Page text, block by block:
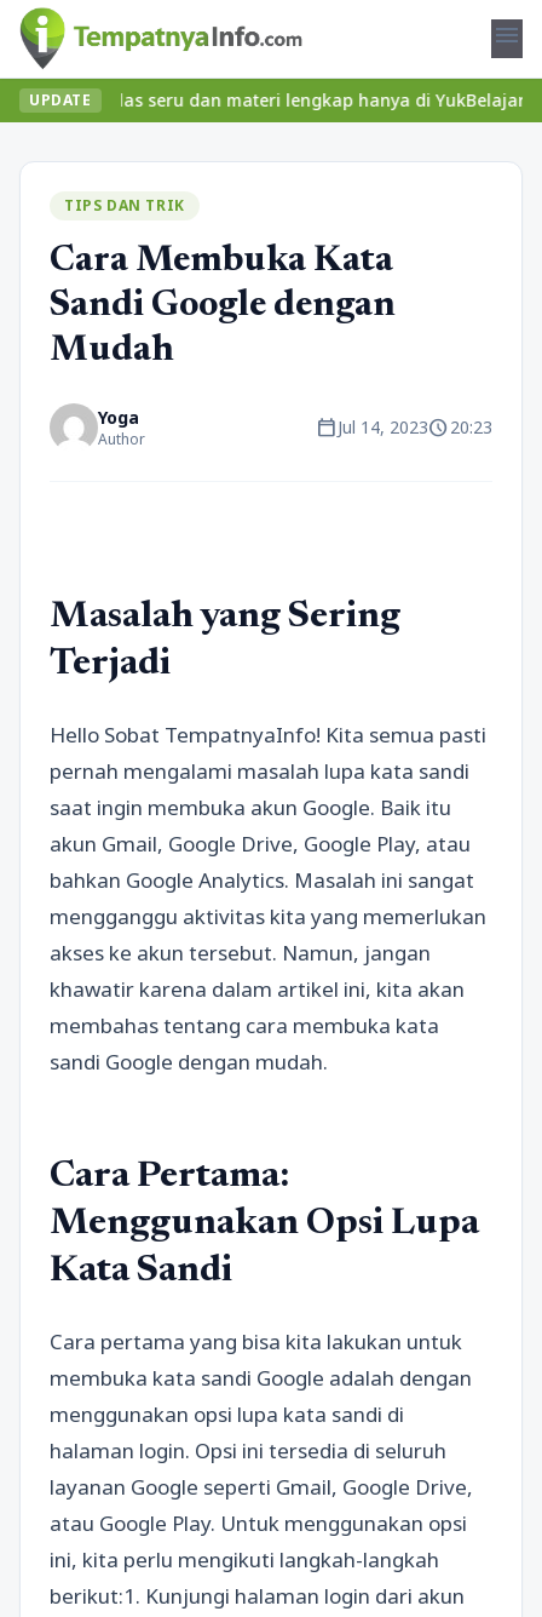
menu
UPDATE
kelas seru dan materi lengkap hanya di YukBelajar.com.
TIPS DAN TRIK
Cara Membuka Kata
Sandi Google dengan
Mudah
Yoga
Author calendar_todayJul 14, 2023schedule20:23
Masalah yang Sering
Terjadi
Hello Sobat TempatnyaInfo! Kita semua pasti
pernah mengalami masalah lupa kata sandi
saat ingin membuka akun Google. Baik itu
akun Gmail, Google Drive, Google Play, atau
bahkan Google Analytics. Masalah ini sangat
mengganggu aktivitas kita yang memerlukan
akses ke akun tersebut. Namun, jangan
khawatir karena dalam artikel ini, kita akan
membahas tentang cara membuka kata
sandi Google dengan mudah.
Cara Pertama:
Menggunakan Opsi Lupa
Kata Sandi
Cara pertama yang bisa kita lakukan untuk
membuka kata sandi Google adalah dengan
menggunakan opsi lupa kata sandi di
halaman login. Opsi ini tersedia di seluruh
layanan Google seperti Gmail, Google Drive,
atau Google Play. Untuk menggunakan opsi
ini, kita perlu mengikuti langkah-langkah
berikut:1. Kunjungi halaman login dari akun